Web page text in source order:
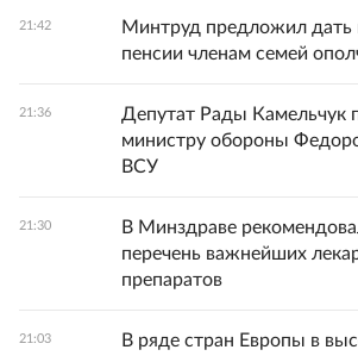
21:42
Минтруд предложил дать
пенсии членам семей
21:36
Депутат Рады Камельчук
министру обороны
ВСУ
21:30
В Минздраве
перечень важнейших
препаратов
21:03
В ряде стран Европы в